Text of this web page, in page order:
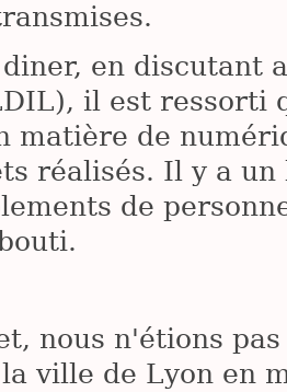
en discutant
il est ressorti
matière de
réalisés. Il y a
de
nous n'étions
ville de Lyon en